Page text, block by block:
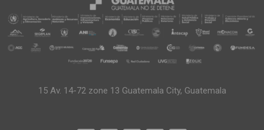
15 Av. 14-72 zone 13 Guatemala City, Guatemala